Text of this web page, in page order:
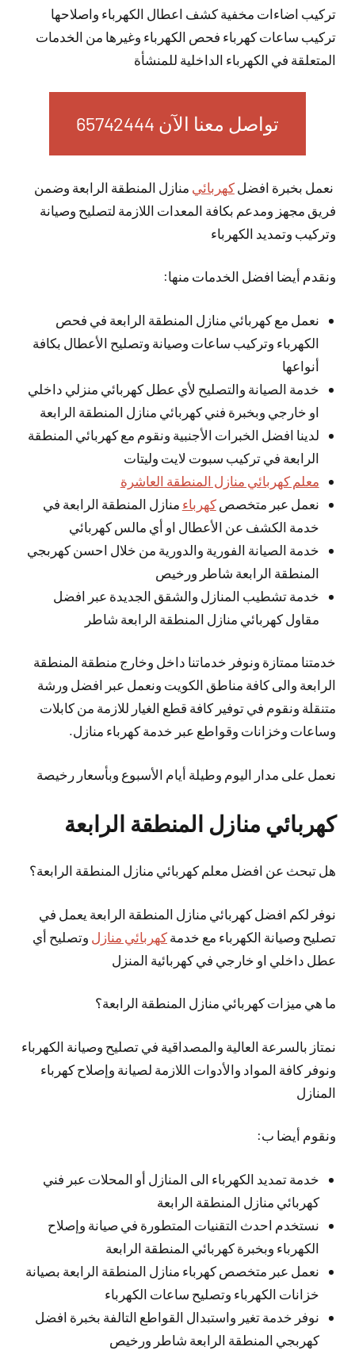
تركيب اضاءات مخفية كشف اعطال الكهرباء واصلاحها
تركيب ساعات كهرباء فحص الكهرباء وغيرها من الخدمات
المتعلقة في الكهرباء الداخلية للمنشأة
تواصل معنا الآن 65742444
نعمل بخبرة افضل كهربائي منازل المنطقة الرابعة وضمن
فريق مجهز ومدعم بكافة المعدات اللازمة لتصليح وصيانة
وتركيب وتمديد الكهرباء
ونقدم أيضا افضل الخدمات منها:
نعمل مع كهربائي منازل المنطقة الرابعة في فحص
الكهرباء وتركيب ساعات وصيانة وتصليح الأعطال بكافة
أنواعها
خدمة الصيانة والتصليح لأي عطل كهربائي منزلي داخلي
او خارجي وبخبرة فني كهربائي منازل المنطقة الرابعة
لدينا افضل الخبرات الأجنبية ونقوم مع كهربائي المنطقة
الرابعة في تركيب سبوت لايت وليتات
معلم كهربائي منازل المنطقة العاشرة
نعمل عبر متخصصكهرباء منازل المنطقة الرابعة في
خدمة الكشف عن الأعطال او أي مالس كهربائي
خدمة الصيانة الفورية والدورية من خلال احسن كهربجي
المنطقة الرابعة شاطر ورخيص
خدمة تشطيب المنازل والشقق الجديدة عبر افضل
مقاول كهربائي منازل المنطقة الرابعة شاطر
خدمتنا ممتازة ونوفر خدماتنا داخل وخارج منطقة المنطقة
الرابعة والى كافة مناطق الكويت ونعمل عبر افضل ورشة
متنقلة ونقوم في توفير كافة قطع الغيار للازمة من كابلات
وساعات وخزانات وقواطع عبر خدمة كهرباء منازل.
نعمل على مدار اليوم وطيلة أيام الأسبوع وبأسعار رخيصة
كهربائي منازل المنطقة الرابعة
هل تبحث عن افضل معلم كهربائي منازل المنطقة الرابعة؟
نوفر لكم افضل كهربائي منازل المنطقة الرابعة يعمل في
تصليح وصيانة الكهرباء مع خدمة كهربائي منازل وتصليح أي
عطل داخلي او خارجي في كهربائية المنزل
ما هي ميزات كهربائي منازل المنطقة الرابعة؟
نمتاز بالسرعة العالية والمصداقية في تصليح وصيانة الكهرباء
ونوفر كافة المواد والأدوات اللازمة لصيانة وإصلاح كهرباء
المنازل
ونقوم أيضا ب:
خدمة تمديد الكهرباء الى المنازل أو المحلات عبر فني
كهربائي منازل المنطقة الرابعة
نستخدم احدث التقنيات المتطورة في صيانة وإصلاح
الكهرباء وبخبرة كهربائي المنطقة الرابعة
نعمل عبر متخصص كهرباء منازل المنطقة الرابعة بصيانة
خزانات الكهرباء وتصليح ساعات الكهرباء
نوفر خدمة تغير واستبدال القواطع التالفة بخبرة افضل
كهربجي المنطقة الرابعة شاطر ورخيص